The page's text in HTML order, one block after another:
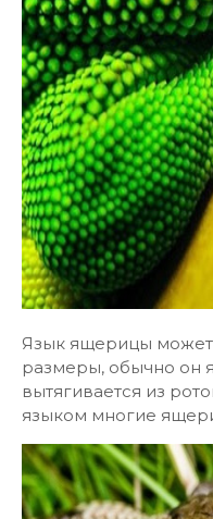
Язык ящерицы может
размеры, обычно он
вытягивается из
языком многие